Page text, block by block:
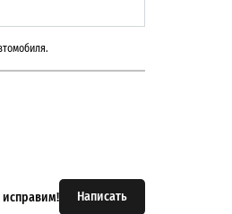
Написать
исправим!